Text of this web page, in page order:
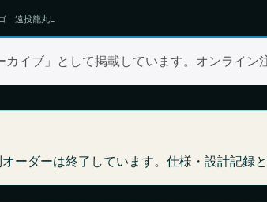
遠投籠丸L
イブ」として掲載しています。オンライン
ーダーは終了しています。仕様・設計記録